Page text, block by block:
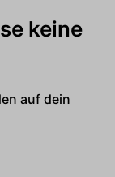
keine
auf dein